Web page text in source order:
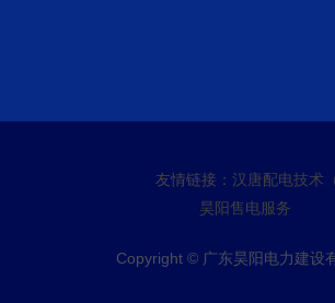
友情链接： 汉唐配电技术
昊阳售电服务
Copyright © 广东昊阳电力建设